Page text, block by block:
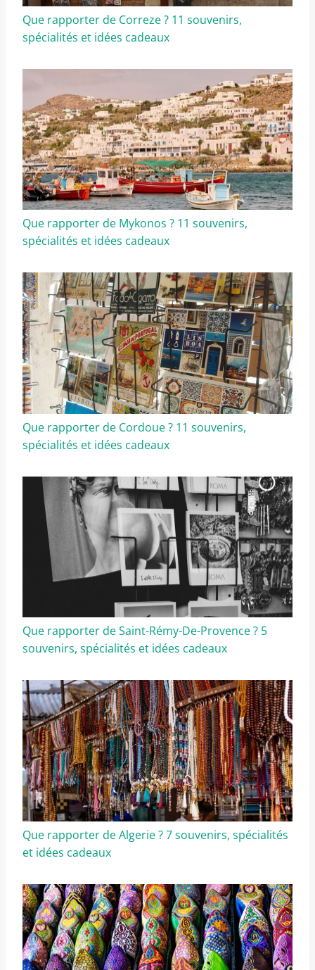
Que rapporter de Correze ? 11 souvenirs,
spécialités et idées cadeaux
Que rapporter de Mykonos ? 11 souvenirs,
spécialités et idées cadeaux
Que rapporter de Cordoue ? 11 souvenirs,
spécialités et idées cadeaux
Que rapporter de Saint-Rémy-De-Provence ? 5
souvenirs, spécialités et idées cadeaux
Que rapporter de Algerie ? 7 souvenirs, spécialités
et idées cadeaux